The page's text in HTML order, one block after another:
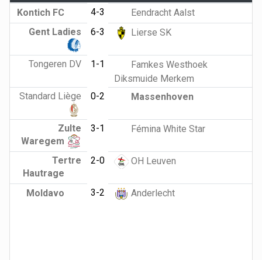
Kontich FC
4-3
Eendracht Aalst
Gent Ladies
6-3 Lierse SK
Tongeren DV 1-1
Famkes Westhoek
Diksmuide Merkem
Standard Liège
0-2 Massenhoven
Zulte
Waregem
3-1 Fémina White Star
Tertre
Hautrage
2-0 OH Leuven
Moldavo 3-2 Anderlecht